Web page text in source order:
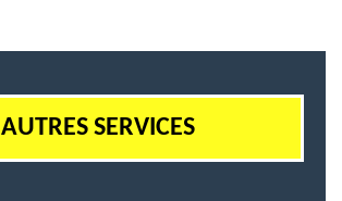
AUTRES SERVICES